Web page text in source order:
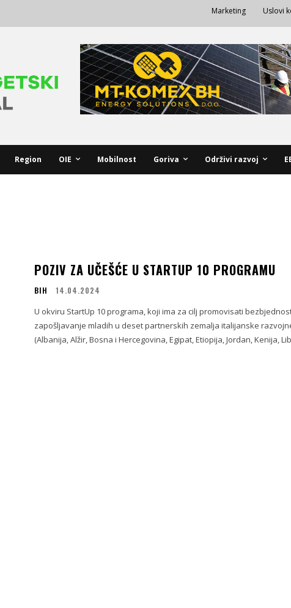
Marketing Uslovi
Region OIE Mobilnost Goriva Održivi razvoj
POZIV ZA UČEŠĆE U STARTUP 10 PROGRAMU
BIH 14.04.2024
U okviru StartUp 10 programa, koji ima za cilj promovisati
zapošljavanje mladih u deset partnerskih zemalja italijanske
(Albanija, Alžir, Bosna i Hercegovina, Egipat, Etiopija, Jordan, Kenija,